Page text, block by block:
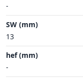
-
SW (mm)
13
hef (mm)
-